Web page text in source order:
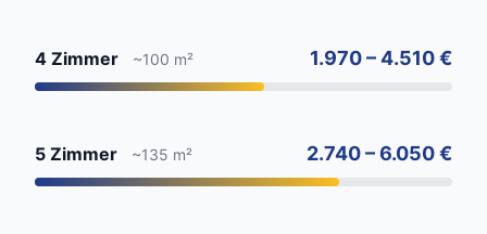
4 Zimmer ~100 m² 1.970 – 4.510 €
5 Zimmer ~135 m² 2.740 – 6.050 €